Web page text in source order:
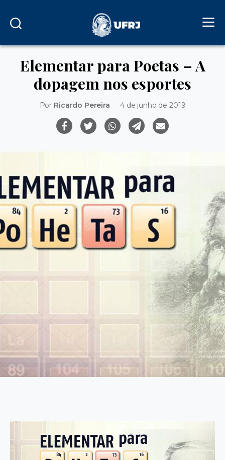
Elementar para Poetas – A
dopagem nos esportes
Por Ricardo Pereira 4 de junho de 2019